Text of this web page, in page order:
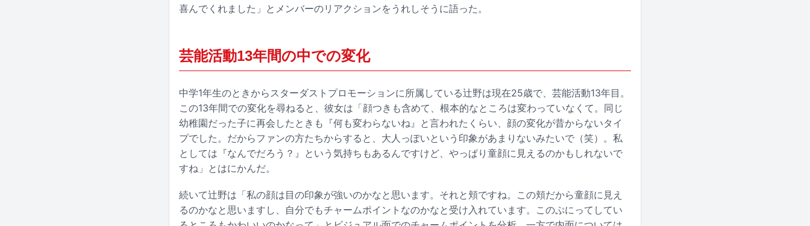
喜んでくれました」とメンバーのリアクションをうれしそうに語った。
芸能活動13年間の中での変化
中学1年生のときからスターダストプロモーションに所属している辻野は現在25歳で、芸能活動13年目。
この13年間での変化を尋ねると、彼女は「顔つきも含めて、根本的なところは変わっていなくて。同じ
幼稚園だった子に再会したときも『何も変わらないね』と言われたくらい、顔の変化が昔からないタイ
プでした。だからファンの方たちからすると、大人っぽいという印象があまりないみたいで（笑）。私
としては『なんでだろう？』という気持ちもあるんですけど、やっぱり童顔に見えるのかもしれないで
すね」とはにかんだ。
続いて辻野は「私の顔は目の印象が強いのかなと思います。それと頬ですね。この頬だから童顔に見え
るのかなと思いますし、自分でもチャームポイントなのかなと受け入れています。このぷにってしてい